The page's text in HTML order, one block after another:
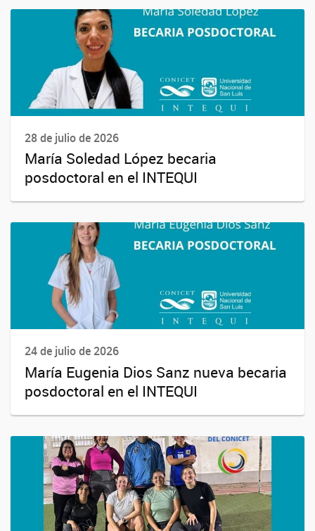
28 de julio de 2026
María Soledad López becaria
posdoctoral en el INTEQUI
24 de julio de 2026
María Eugenia Dios Sanz nueva becaria
posdoctoral en el INTEQUI